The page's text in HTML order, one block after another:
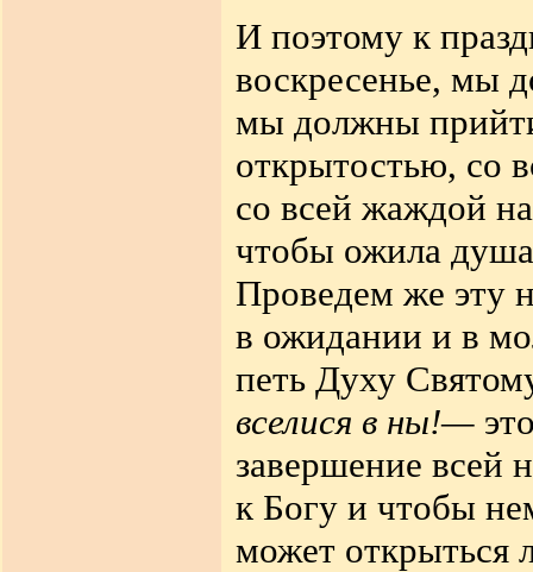
И поэтому к
воскресенье, мы
мы должны
открытостью, со
со всей жаждой
чтобы ожила
Проведем же эту
в ожидании и в
петь Духу
вселися в ны!—
завершение всей
к Богу и чтобы
может открыться